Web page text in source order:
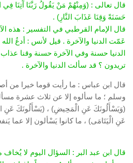
قال تعالى : (وَمِنْهُمْ مَنْ يَقُولُ رَبَّنَا آَتِنَا فِي
حَسَنَةً وَقِنَا عَذَابَ النَّارِ) .
قال الإمام القرطبي في التفسير : هذه
عَمّت الدنيا والآخرة . قيل لأنس : أدعُ الله
الدنيا حسنة وفي الآخرة حسنة وقنا عذاب
تريدون ؟ قد سألت الدنيا والآخرة .
قال ابن عباس : ما رأيت قوما خيرا من
وسلم ؛ ما سألوه إلا عن ثلاث عشرة
(وَيَسْأَلُونَكَ عَنِ الْمَحِيضِ) ، (يَسْأَلُونَكَ عَنِ
عَنِ الْيَتَامَى) ، ما كانوا يَسْألون إلا عما
قال ابن عبد البر : السؤال اليوم لا يُخاف